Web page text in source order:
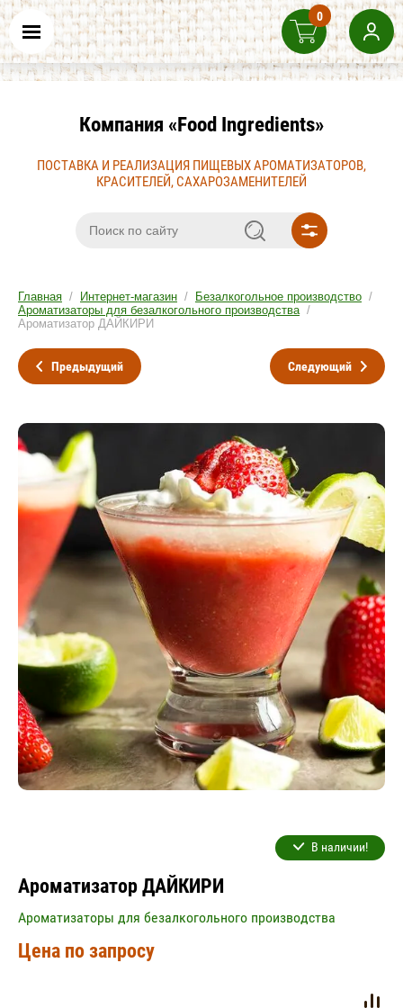
Компания «Food Ingredients»
ПОСТАВКА И РЕАЛИЗАЦИЯ ПИЩЕВЫХ АРОМАТИЗАТОРОВ,
КРАСИТЕЛЕЙ, САХАРОЗАМЕНИТЕЛЕЙ
Главная / Интернет-магазин / Безалкогольное производство /
Ароматизаторы для безалкогольного производства /
Ароматизатор ДАЙКИРИ
Предыдущий Следующий
В наличии!
Ароматизатор ДАЙКИРИ
Ароматизаторы для безалкогольного производства
Цена по запросу
0